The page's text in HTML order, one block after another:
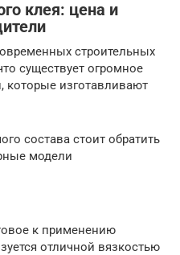
клея: цена и
строительных
существует огромное
которые изготавливают
состава стоит обратить
модели
к применению
отличной вязкостью